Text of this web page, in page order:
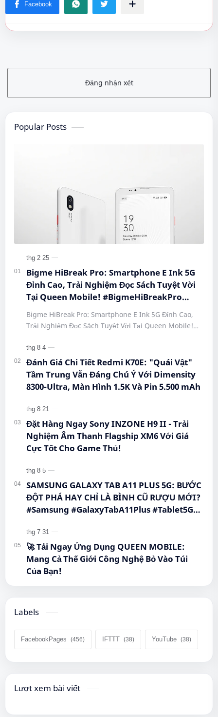
Đăng nhận xét
Popular Posts
Bigme HiBreak Pro: Smartphone E Ink 5G
Đỉnh Cao, Trải Nghiệm Đọc Sách Tuyệt Vời
Tại Queen Mobile! #BigmeHiBreakPro
#SmartphoneEInk #QueenMobile
#HiBreakPro5G #DienThoaiDocSach
#CongNgheMoi #MuaSamThongMinh
#EInkPhone #5GSmartphone
Bigme HiBreak Pro: Smartphone E Ink 5G Đỉnh Cao,
Trải Nghiệm Đọc Sách Tuyệt Vời Tại Queen Mobile!
#Hi…
Đánh Giá Chi Tiết Redmi K70E: "Quái Vật"
Tầm Trung Vẫn Đáng Chú Ý Với Dimensity
8300-Ultra, Màn Hình 1.5K Và Pin 5.500 mAh
Đặt Hàng Ngay Sony INZONE H9 II - Trải
Nghiệm Âm Thanh Flagship XM6 Với Giá
Cực Tốt Cho Game Thủ!
SAMSUNG GALAXY TAB A11 PLUS 5G: BƯỚC
ĐỘT PHÁ HAY CHỈ LÀ BÌNH CŨ RƯỢU MỚI?
#Samsung #GalaxyTabA11Plus #Tablet5G
🚀 Tải Ngay Ứng Dụng QUEEN MOBILE:
Mang Cả Thế Giới Công Nghệ Bỏ Vào Túi
Của Bạn!
Labels
FacebookPages IFTTT YouTube
Lượt xem bài viết